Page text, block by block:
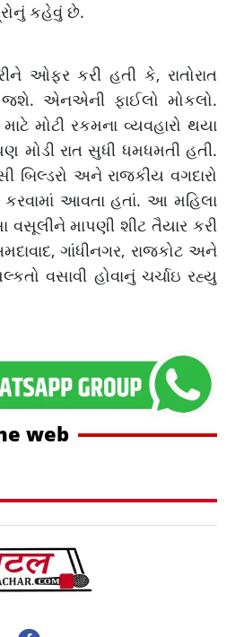
કહેવું છે.
ઓફર કરી હતી કે, રાતોરાત
એનએની ફાઈલો મોકલો.
મોટી રકમના વ્યવહારો થયા
મોડી રાત સુધી ધમધમતી હતી.
બિલ્ડરો અને રાજકીય વગદારો
કરવામાં આવતા હતાં. આ મહિલા
વસૂલીને માપણી શીટ તૈયાર કરી
ગાંધીનગર, રાજકોટ અને
વસાવી હોવાનું ચર્ચાઇ રહ્યુ
web